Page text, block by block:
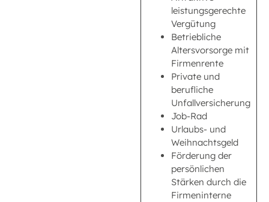
leistungsgerechte
Vergütung
Betriebliche
Altersvorsorge mit
Firmenrente
Private und
berufliche
Unfallversicherung
Job-Rad
Urlaubs- und
Weihnachtsgeld
Förderung der
persönlichen
Stärken durch die
Firmeninterne